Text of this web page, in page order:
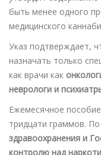
быть менее одного
медицинского
Указ подтверждает,
назначать только
как врачи как
неврологи и
Ежемесячное
тридцати граммов.
здравоохранения и
контролю над